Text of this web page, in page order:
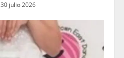
30 julio 2026